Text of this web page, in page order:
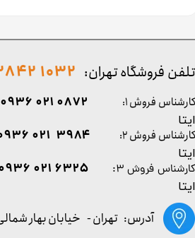
کارشناس فروش ۳: ۶۳۲۵ ۰۲۱ ۰۹۳۶
ایتا
آدرس: تهران - خیابان بهار
تلفن فروشگاه تهران: 1032 2842 - 021
کارشناس فروش ۱: 0872 021 0936
ایتا
کارشناس فروش ۲:
۳۹۸۴ ۰۲۱ ۰۹۳۶
ایتا